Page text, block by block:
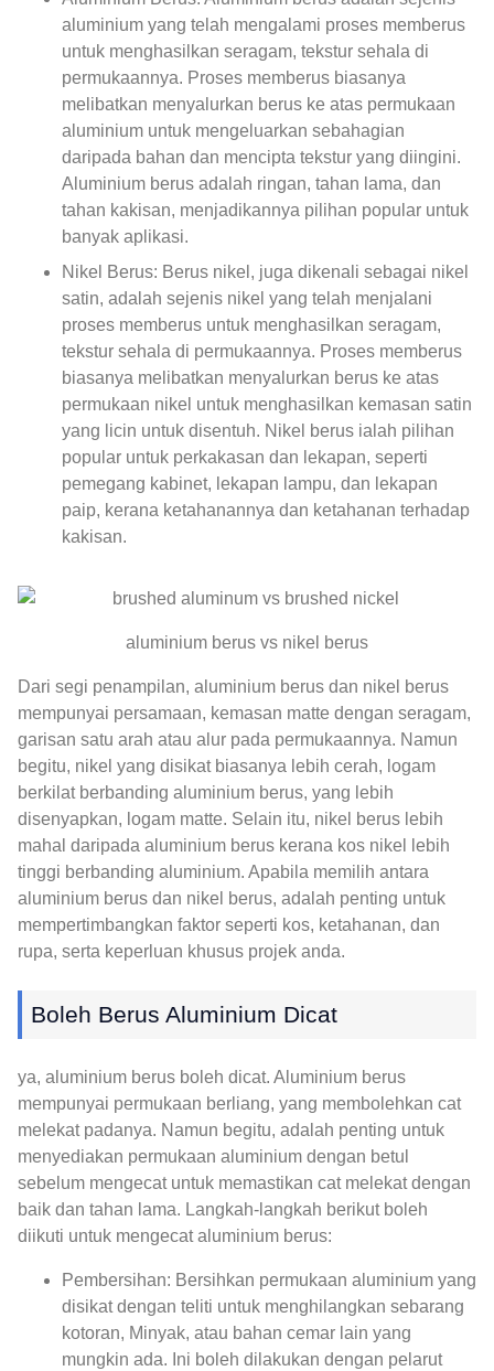
aluminium yang telah mengalami proses memberus
untuk menghasilkan seragam, tekstur sehala di
permukaannya. Proses memberus biasanya
melibatkan menyalurkan berus ke atas permukaan
aluminium untuk mengeluarkan sebahagian
daripada bahan dan mencipta tekstur yang diingini.
Aluminium berus adalah ringan, tahan lama, dan
tahan kakisan, menjadikannya pilihan popular untuk
banyak aplikasi.
Nikel Berus: Berus nikel, juga dikenali sebagai nikel
satin, adalah sejenis nikel yang telah menjalani
proses memberus untuk menghasilkan seragam,
tekstur sehala di permukaannya. Proses memberus
biasanya melibatkan menyalurkan berus ke atas
permukaan nikel untuk menghasilkan kemasan satin
yang licin untuk disentuh. Nikel berus ialah pilihan
popular untuk perkakasan dan lekapan, seperti
pemegang kabinet, lekapan lampu, dan lekapan
paip, kerana ketahanannya dan ketahanan terhadap
kakisan.
aluminium berus vs nikel berus
Dari segi penampilan, aluminium berus dan nikel berus
mempunyai persamaan, kemasan matte dengan seragam,
garisan satu arah atau alur pada permukaannya. Namun
begitu, nikel yang disikat biasanya lebih cerah, logam
berkilat berbanding aluminium berus, yang lebih
disenyapkan, logam matte. Selain itu, nikel berus lebih
mahal daripada aluminium berus kerana kos nikel lebih
tinggi berbanding aluminium. Apabila memilih antara
aluminium berus dan nikel berus, adalah penting untuk
mempertimbangkan faktor seperti kos, ketahanan, dan
rupa, serta keperluan khusus projek anda.
Boleh Berus Aluminium Dicat
ya, aluminium berus boleh dicat. Aluminium berus
mempunyai permukaan berliang, yang membolehkan cat
melekat padanya. Namun begitu, adalah penting untuk
menyediakan permukaan aluminium dengan betul
sebelum mengecat untuk memastikan cat melekat dengan
baik dan tahan lama. Langkah-langkah berikut boleh
diikuti untuk mengecat aluminium berus:
Pembersihan: Bersihkan permukaan aluminium yang
disikat dengan teliti untuk menghilangkan sebarang
kotoran, Minyak, atau bahan cemar lain yang
mungkin ada. Ini boleh dilakukan dengan pelarut